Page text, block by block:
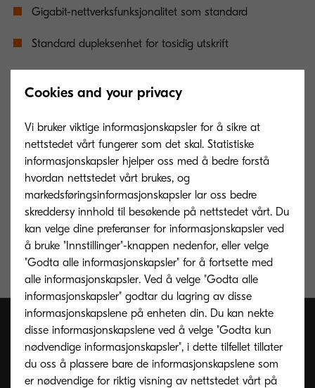
Gigabit-nettverksfunksjonalitet som standard
Standard dupleksenhet for tosidig utskrift
universalkassett
Femlinjet LCD-display for enkel navigasjon og klare
beskjeder
256 MB RAM for avansert funksjonalitet (Private Print)
Praktisk utskrift direkte fra USB Flash-minneenhet
Valgfrie papirmatere for økt kapasitet og fleksibilitet
Eksepsjonelt lave utskriftskostnader
Cookies and your privacy
Vi bruker viktige informasjonskapsler for å sikre at
nettstedet vårt fungerer som det skal. Statistiske
informasjonskapsler hjelper oss med å bedre forstå
hvordan nettstedet vårt brukes, og
markedsføringsinformasjonskapsler lar oss bedre
skreddersy innhold til besøkende på nettstedet vårt. Du
kan velge dine preferanser for informasjonskapsler ved
å bruke "Innstillinger"-knappen nedenfor, eller velge
"Godta alle informasjonskapsler" for å fortsette med
alle informasjonskapsler. Ved å velge "Godta alle
informasjonskapsler" godtar du lagring av disse
informasjonskapslene på enheten din. Du kan nekte
disse informasjonskapslene ved å velge "Godta kun
nødvendige informasjonskapsler", i dette tilfellet tillater
du oss å plassere bare de informasjonskapslene som
er nødvendige for riktig visning av nettstedet vårt på